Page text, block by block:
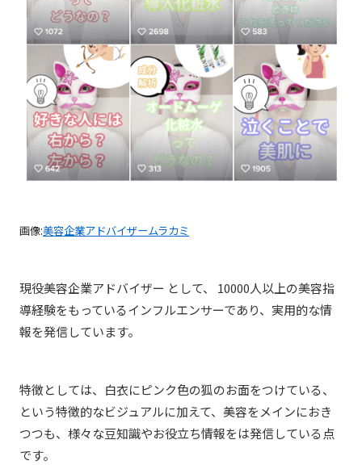
画像:美容企業アドバイザームラカミ
現役美容企業アドバイザー として、 10000人以上の美容指
導経験をもっているインフルエンサーであり、実用的な情
報を発信しています。
特徴としては、白衣にピンク色の狐のお面をつけている、
という特徴的なビジュアルに加えて、美容をメインにおき
つつも、様々な豆知識やお役立ち情報をは発信している点
です。